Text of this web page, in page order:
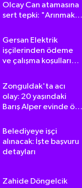
Olcay Can atamasına
sert tepki: "Arınmak
gerek!"
Gersan Elektrik
işçilerinden ödeme
ve çalışma koşullarına
Zonguldak'ta acı
olay: 20 yaşındaki
Barış Alper evinde ölü
Belediyeye işçi
alınacak: İşte başvuru
detayları
Zahide Döngelcik